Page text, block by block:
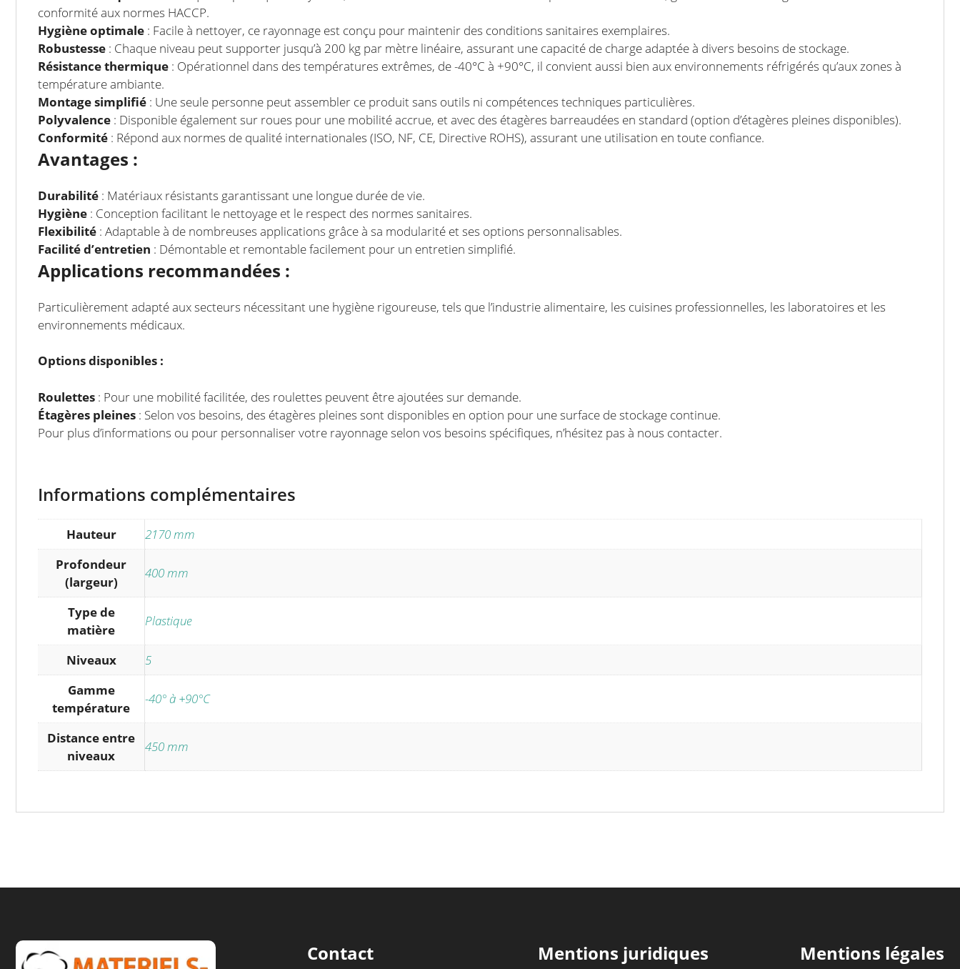
conformité aux normes HACCP.
Hygiène optimale : Facile à nettoyer, ce rayonnage est conçu pour maintenir des conditions sanitaires exemplaires.
Robustesse : Chaque niveau peut supporter jusqu’à 200 kg par mètre linéaire, assurant une capacité de charge adaptée à divers besoins de stockage.
Résistance thermique : Opérationnel dans des températures extrêmes, de -40°C à +90°C, il convient aussi bien aux environnements réfrigérés qu’aux zones à
température ambiante.
Montage simplifié : Une seule personne peut assembler ce produit sans outils ni compétences techniques particulières.
Polyvalence : Disponible également sur roues pour une mobilité accrue, et avec des étagères barreaudées en standard (option d’étagères pleines disponibles).
Conformité : Répond aux normes de qualité internationales (ISO, NF, CE, Directive ROHS), assurant une utilisation en toute confiance.
Avantages :
Durabilité : Matériaux résistants garantissant une longue durée de vie.
Hygiène : Conception facilitant le nettoyage et le respect des normes sanitaires.
Flexibilité : Adaptable à de nombreuses applications grâce à sa modularité et ses options personnalisables.
Facilité d’entretien : Démontable et remontable facilement pour un entretien simplifié.
Applications recommandées :
Particulièrement adapté aux secteurs nécessitant une hygiène rigoureuse, tels que l’industrie alimentaire, les cuisines professionnelles, les laboratoires et les
environnements médicaux.
Options disponibles :
Roulettes : Pour une mobilité facilitée, des roulettes peuvent être ajoutées sur demande.
Étagères pleines : Selon vos besoins, des étagères pleines sont disponibles en option pour une surface de stockage continue.
Pour plus d’informations ou pour personnaliser votre rayonnage selon vos besoins spécifiques, n’hésitez pas à nous contacter.
Informations complémentaires
Hauteur
2170 mm
Profondeur
(largeur)
400 mm
Type de
matière
Plastique
Niveaux
5
Gamme
température
-40° à +90°C
Distance entre
niveaux
450 mm
Contact Mentions juridiques Mentions légales